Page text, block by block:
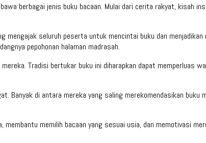
berbagai jenis buku bacaan. Mulai dari cerita rakyat, kisah
seluruh peserta untuk mencintai buku dan
pepohonan halaman madrasah.
Tradisi bertukar buku ini diharapkan dapat memperluas
di antara mereka yang saling merekomendasikan buku
memilih bacaan yang sesuai usia, dan memotivasi